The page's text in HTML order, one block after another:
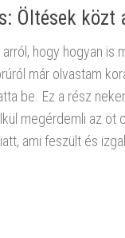
Öltések ​közt
hogy hogyan is
már olvastam
be. Ez a rész
megérdemli az öt
ami feszült és